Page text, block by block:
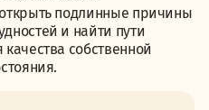
подлинные причины
и найти пути
собственной